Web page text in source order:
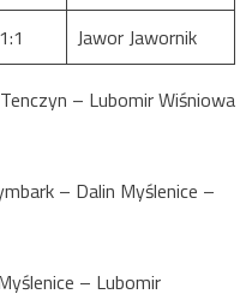
1:1 Jawor Jawornik
– Lubomir Wiśniowa
– Dalin Myślenice –
– Lubomir